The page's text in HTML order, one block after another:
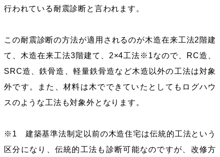
行われている耐震診断と言われます。
この耐震診断の方法が適用されるのが木造在来工法2階建
て、木造在来工法3階建て、2×4工法※1なので、RC造、
SRC造、鉄骨造、軽量鉄骨造など木造以外の工法は対象
外です。また、材料は木でできていたとしてもログハウ
スのような工法も対象外となります。
※1 建築基準法制定以前の木造住宅は伝統的工法という
区分になり、伝統的工法も診断可能なのですが、改修方